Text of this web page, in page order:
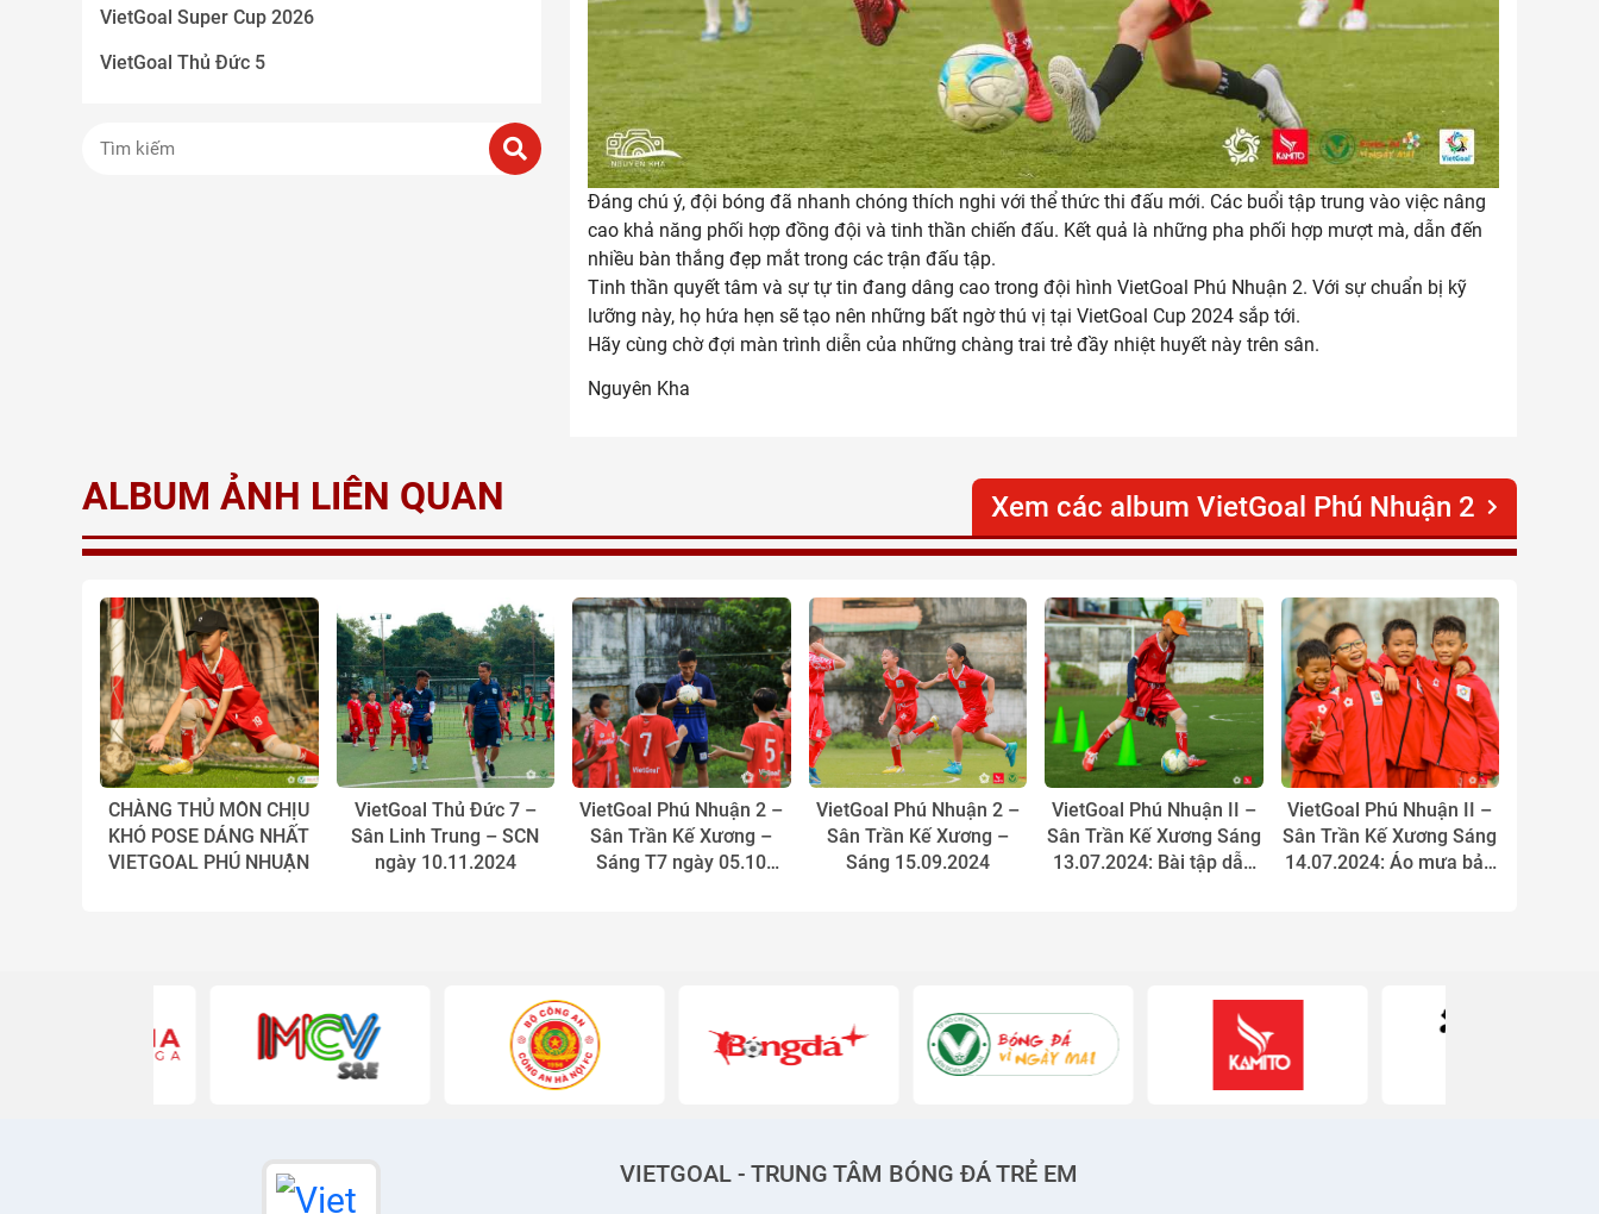
VietGoal Super Cup 2026
VietGoal Thủ Đức 5
Đáng chú ý, đội bóng đã nhanh chóng thích nghi với thể thức thi đấu mới. Các buổi tập trung vào việc nâng
cao khả năng phối hợp đồng đội và tinh thần chiến đấu. Kết quả là những pha phối hợp mượt mà, dẫn đến
nhiều bàn thắng đẹp mắt trong các trận đấu tập.
Tinh thần quyết tâm và sự tự tin đang dâng cao trong đội hình VietGoal Phú Nhuận 2. Với sự chuẩn bị kỹ
lưỡng này, họ hứa hẹn sẽ tạo nên những bất ngờ thú vị tại VietGoal Cup 2024 sắp tới.
Hãy cùng chờ đợi màn trình diễn của những chàng trai trẻ đầy nhiệt huyết này trên sân.
Nguyên Kha
ALBUM ẢNH LIÊN QUAN Xem các album VietGoal Phú Nhuận 2
CHÀNG THỦ MÔN CHỊU
KHÓ POSE DÁNG NHẤT
VIETGOAL PHÚ NHUẬN
VietGoal Thủ Đức 7 –
Sân Linh Trung – SCN
ngày 10.11.2024
VietGoal Phú Nhuận 2 –
Sân Trần Kế Xương –
Sáng T7 ngày 05.10
VietGoal Phú Nhuận 2 –
Sân Trần Kế Xương –
Sáng 15.09.2024
VietGoal Phú Nhuận II –
Sân Trần Kế Xương Sáng
13.07.2024: Bài tập dẫn
VietGoal Phú Nhuận II –
Sân Trần Kế Xương Sáng
14.07.2024: Áo mưa bảo
VIETGOAL - TRUNG TÂM BÓNG ĐÁ TRẺ EM